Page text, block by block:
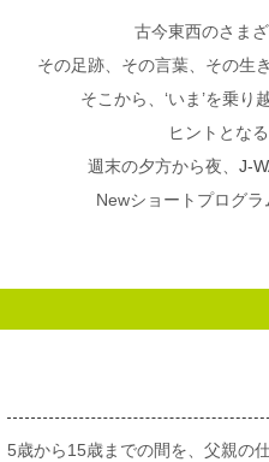
古今東西のさま
その足跡、その言葉、その生
そこから、‘いま’を乗
ヒントとな
週末の夕方から夜、 J-
Newショートプログ
5歳から15歳までの間を、父親の